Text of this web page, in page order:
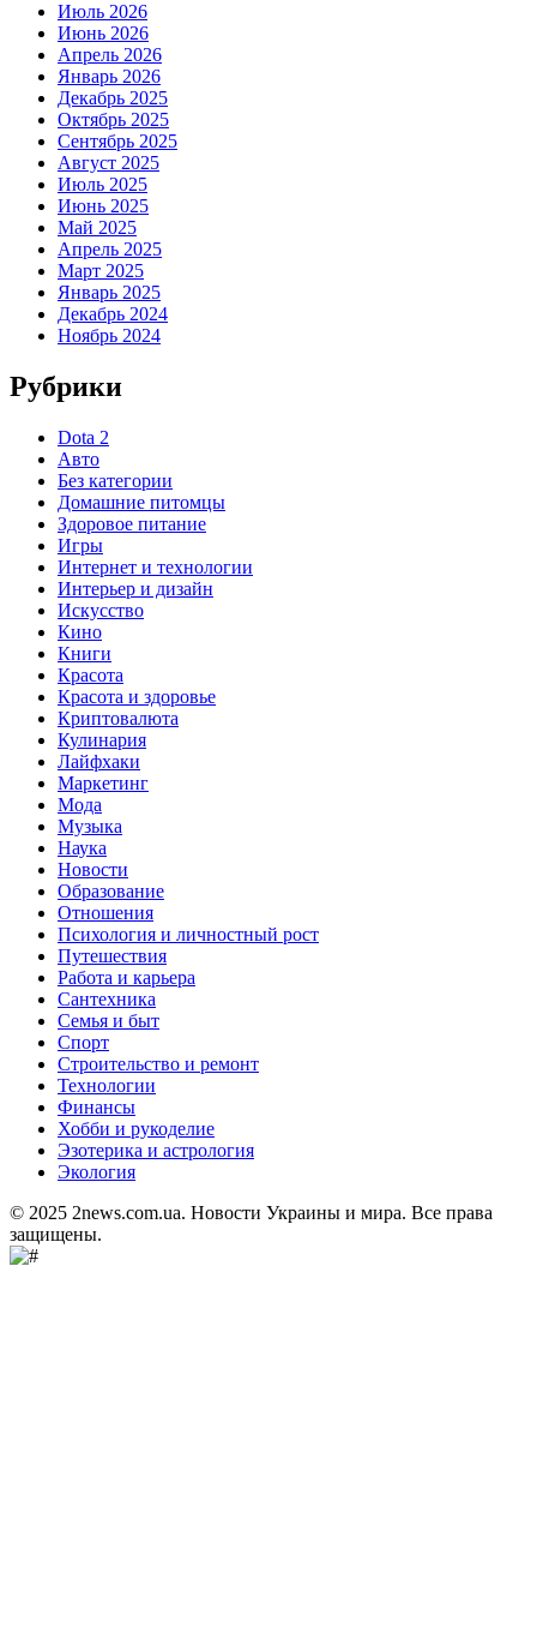
Июль 2026
Июнь 2026
Апрель 2026
Январь 2026
Декабрь 2025
Октябрь 2025
Сентябрь 2025
Август 2025
Июль 2025
Июнь 2025
Май 2025
Апрель 2025
Март 2025
Январь 2025
Декабрь 2024
Ноябрь 2024
Рубрики
Dota 2
Авто
Без категории
Домашние питомцы
Здоровое питание
Игры
Интернет и технологии
Интерьер и дизайн
Искусство
Кино
Книги
Красота
Красота и здоровье
Криптовалюта
Кулинария
Лайфхаки
Маркетинг
Мода
Музыка
Наука
Новости
Образование
Отношения
Психология и личностный рост
Путешествия
Работа и карьера
Сантехника
Семья и быт
Спорт
Строительство и ремонт
Технологии
Финансы
Хобби и рукоделие
Эзотерика и астрология
Экология
© 2025 2news.com.ua. Новости Украины и мира. Все права
защищены.